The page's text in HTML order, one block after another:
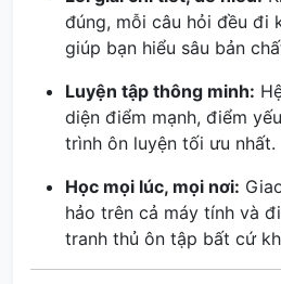
đúng, mỗi câu hỏi đều đi
giúp bạn hiểu sâu bản
Luyện tập thông minh:
diện điểm mạnh, điểm
trình ôn luyện tối ưu nhất.
Học mọi lúc, mọi nơi:
hảo trên cả máy tính và
tranh thủ ôn tập bất cứ